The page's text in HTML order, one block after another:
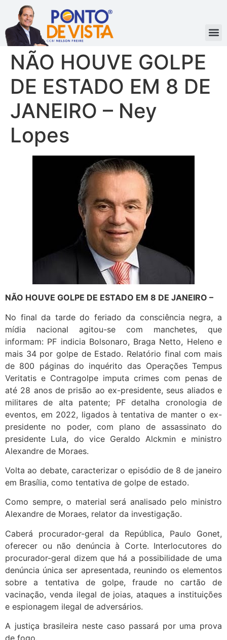
NÃO HOUVE GOLPE
DE ESTADO EM 8 DE
JANEIRO – Ney
Lopes
NÃO HOUVE GOLPE DE ESTADO EM 8 DE JANEIRO –
No final da tarde do feriado da consciência negra, a
mídia nacional agitou-se com manchetes, que
informam: PF indicia Bolsonaro, Braga Netto, Heleno e
mais 34 por golpe de Estado. Relatório final com mais
de 800 páginas do inquérito das Operações Tempus
Veritatis e Contragolpe imputa crimes com penas de
até 28 anos de prisão ao ex-presidente, seus aliados e
militares de alta patente; PF detalha cronologia de
eventos, em 2022, ligados à tentativa de manter o ex-
presidente no poder, com plano de assassinato do
presidente Lula, do vice Geraldo Alckmin e ministro
Alexandre de Moraes.
Volta ao debate, caracterizar o episódio de 8 de janeiro
em Brasília, como tentativa de golpe de estado.
Como sempre, o material será analisado pelo ministro
Alexandre de Moraes, relator da investigação.
Caberá procurador-geral da República, Paulo Gonet,
oferecer ou não denúncia à Corte. Interlocutores do
procurador-geral dizem que há a possibilidade de uma
denúncia única ser apresentada, reunindo os elementos
sobre a tentativa de golpe, fraude no cartão de
vacinação, venda ilegal de joias, ataques a instituições
e espionagem ilegal de adversários.
A justiça brasileira neste caso passará por uma prova